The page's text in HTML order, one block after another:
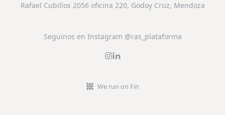
Rafael Cubillos 2056 oficina 220, Godoy Cruz, Mendoza
Seguinos en Instagram @ras_plataforma
We run on Fin